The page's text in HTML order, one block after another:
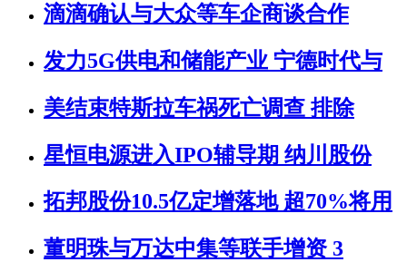
滴滴确认与大众等车企商谈合作
发力5G供电和储能产业 宁德时代与
美结束特斯拉车祸死亡调查 排除
星恒电源进入IPO辅导期 纳川股份
拓邦股份10.5亿定增落地 超70%将用
董明珠与万达中集等联手增资 3